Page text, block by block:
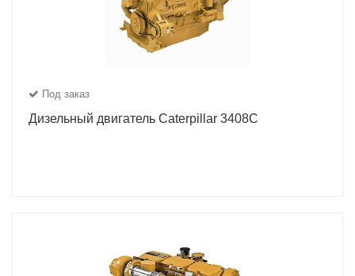
Под заказ
Дизельный двигатель Caterpillar 3408C